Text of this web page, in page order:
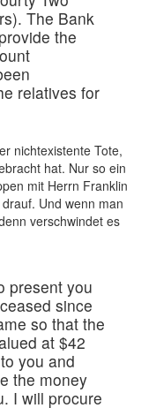
The Bank
the
relatives for
nichtexistente Tote,
hat. Nur so ein
mit Herrn Franklin
Und wenn man
verschwindet es
present you
since
so that the
at $42
you and
the money
I will procure